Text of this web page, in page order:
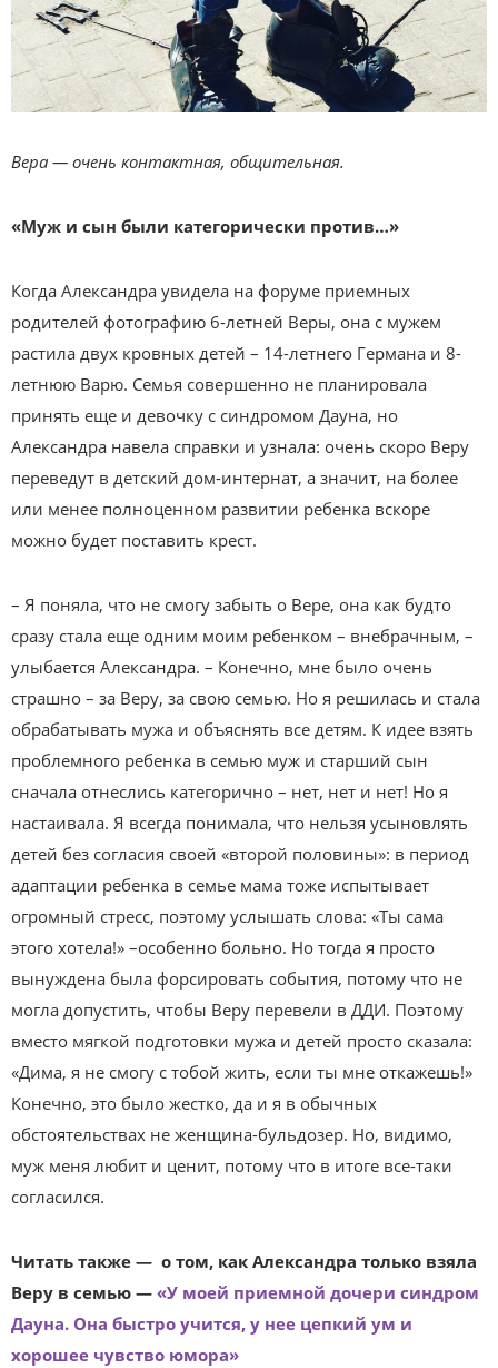
Вера — очень контактная, общительная.
«Муж и сын были категорически против…»
Когда Александра увидела на форуме приемных
родителей фотографию 6-летней Веры, она с мужем
растила двух кровных детей – 14-летнего Германа и 8-
летнюю Варю. Семья совершенно не планировала
принять еще и девочку с синдромом Дауна, но
Александра навела справки и узнала: очень скоро Веру
переведут в детский дом-интернат, а значит, на более
или менее полноценном развитии ребенка вскоре
можно будет поставить крест.
– Я поняла, что не смогу забыть о Вере, она как будто
сразу стала еще одним моим ребенком – внебрачным, –
улыбается Александра. – Конечно, мне было очень
страшно – за Веру, за свою семью. Но я решилась и стала
обрабатывать мужа и объяснять все детям. К идее взять
проблемного ребенка в семью муж и старший сын
сначала отнеслись категорично – нет, нет и нет! Но я
настаивала. Я всегда понимала, что нельзя усыновлять
детей без согласия своей «второй половины»: в период
адаптации ребенка в семье мама тоже испытывает
огромный стресс, поэтому услышать слова: «Ты сама
этого хотела!» –особенно больно. Но тогда я просто
вынуждена была форсировать события, потому что не
могла допустить, чтобы Веру перевели в ДДИ. Поэтому
вместо мягкой подготовки мужа и детей просто сказала:
«Дима, я не смогу с тобой жить, если ты мне откажешь!»
Конечно, это было жестко, да и я в обычных
обстоятельствах не женщина-бульдозер. Но, видимо,
муж меня любит и ценит, потому что в итоге все-таки
согласился.
Читать также — о том, как Александра только взяла
Веру в семью — «У моей приемной дочери синдром
Дауна. Она быстро учится, у нее цепкий ум и
хорошее чувство юмора»